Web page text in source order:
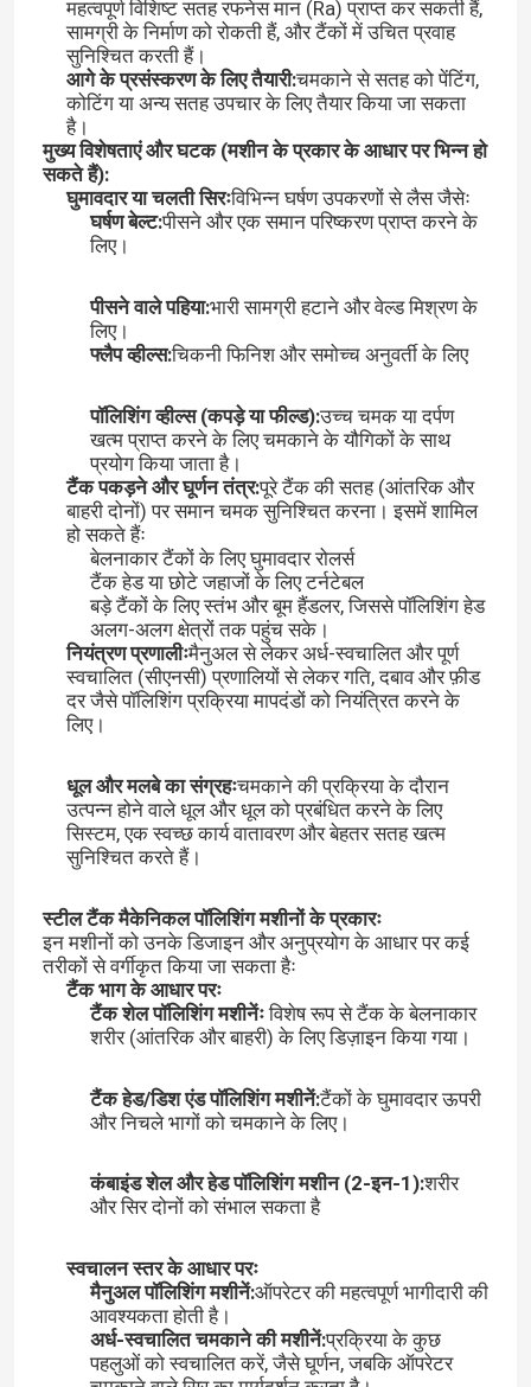
हमारे बारे में
महत्वपूर्ण विशिष्ट सतह रफनेस मान (Ra) प्राप्त कर सकती हैं,
सामग्री के निर्माण को रोकती हैं, और टैंकों में उचित प्रवाह
सुनिश्चित करती हैं।
आगे के प्रसंस्करण के लिए तैयारी:चमकाने से सतह को पेंटिंग,
कोटिंग या अन्य सतह उपचार के लिए तैयार किया जा सकता
है।
मुख्य विशेषताएं और घटक (मशीन के प्रकार के आधार पर भिन्न हो
सकते हैं):
घुमावदार या चलती सिरःविभिन्न घर्षण उपकरणों से लैस जैसेः
घर्षण बेल्ट:पीसने और एक समान परिष्करण प्राप्त करने के
लिए।
पीसने वाले पहिया:भारी सामग्री हटाने और वेल्ड मिश्रण के
लिए।
फ्लैप व्हील्स:चिकनी फिनिश और समोच्च अनुवर्ती के लिए
पॉलिशिंग व्हील्स (कपड़े या फील्ड):उच्च चमक या दर्पण
खत्म प्राप्त करने के लिए चमकाने के यौगिकों के साथ
प्रयोग किया जाता है।
टैंक पकड़ने और घूर्णन तंत्र:पूरे टैंक की सतह (आंतरिक और
बाहरी दोनों) पर समान चमक सुनिश्चित करना। इसमें शामिल
हो सकते हैंः
बेलनाकार टैंकों के लिए घुमावदार रोलर्स
टैंक हेड या छोटे जहाजों के लिए टर्नटेबल
बड़े टैंकों के लिए स्तंभ और बूम हैंडलर, जिससे पॉलिशिंग हेड
अलग-अलग क्षेत्रों तक पहुंच सके।
नियंत्रण प्रणालीःमैनुअल से लेकर अर्ध-स्वचालित और पूर्ण
स्वचालित (सीएनसी) प्रणालियों से लेकर गति, दबाव और फ़ीड
दर जैसे पॉलिशिंग प्रक्रिया मापदंडों को नियंत्रित करने के
लिए।
धूल और मलबे का संग्रहःचमकाने की प्रक्रिया के दौरान
उत्पन्न होने वाले धूल और धूल को प्रबंधित करने के लिए
सिस्टम, एक स्वच्छ कार्य वातावरण और बेहतर सतह खत्म
सुनिश्चित करते हैं।
स्टील टैंक मैकेनिकल पॉलिशिंग मशीनों के प्रकारः
इन मशीनों को उनके डिजाइन और अनुप्रयोग के आधार पर कई
तरीकों से वर्गीकृत किया जा सकता हैः
टैंक भाग के आधार परः
टैंक शेल पॉलिशिंग मशीनेंः विशेष रूप से टैंक के बेलनाकार
शरीर (आंतरिक और बाहरी) के लिए डिज़ाइन किया गया।
टैंक हेड/डिश एंड पॉलिशिंग मशीनें:टैंकों के घुमावदार ऊपरी
और निचले भागों को चमकाने के लिए।
कंबाइंड शेल और हेड पॉलिशिंग मशीन (2-इन-1):शरीर
और सिर दोनों को संभाल सकता है
स्वचालन स्तर के आधार परः
मैनुअल पॉलिशिंग मशीनें:ऑपरेटर की महत्वपूर्ण भागीदारी की
आवश्यकता होती है।
अर्ध-स्वचालित चमकाने की मशीनें:प्रक्रिया के कुछ
पहलुओं को स्वचालित करें, जैसे घूर्णन, जबकि ऑपरेटर